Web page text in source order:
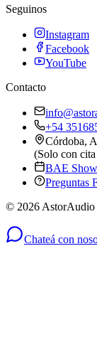
Seguinos
Instagram
Facebook
YouTube
Contacto
+54
Córdoba,
(Solo con
BAE
Preguntas
© 2026 AstorAudio
Chateá con